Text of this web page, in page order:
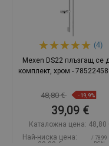
(4)
Mexen DS22 плъзгащ се
комплект, хром -
48,80 € -19,9%
39,09 €
Каталожна цена: 48,80
Най-ниска цена:
39,09 €
/ 78,99
BGN